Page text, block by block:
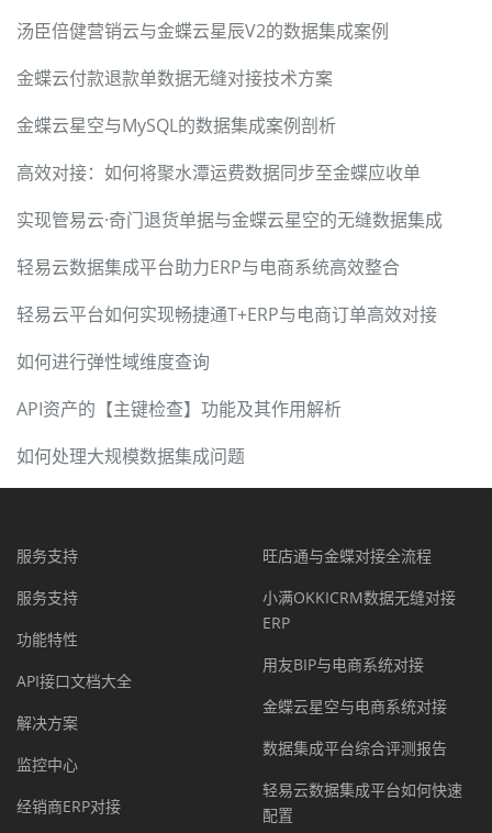
汤臣倍健营销云与金蝶云星辰V2的数据集成案例
金蝶云付款退款单数据无缝对接技术方案
金蝶云星空与MySQL的数据集成案例剖析
高效对接：如何将聚水潭运费数据同步至金蝶应收单
实现管易云·奇门退货单据与金蝶云星空的无缝数据集成
轻易云数据集成平台助力ERP与电商系统高效整合
轻易云平台如何实现畅捷通T+ERP与电商订单高效对接
如何进行弹性域维度查询
API资产的【主键检查】功能及其作用解析
如何处理大规模数据集成问题
服务支持
服务支持
功能特性
API接口文档大全
解决方案
监控中心
经销商ERP对接
旺店通与金蝶对接全流程
小满OKKICRM数据无缝对接
ERP
用友BIP与电商系统对接
金蝶云星空与电商系统对接
数据集成平台综合评测报告
轻易云数据集成平台如何快速
配置